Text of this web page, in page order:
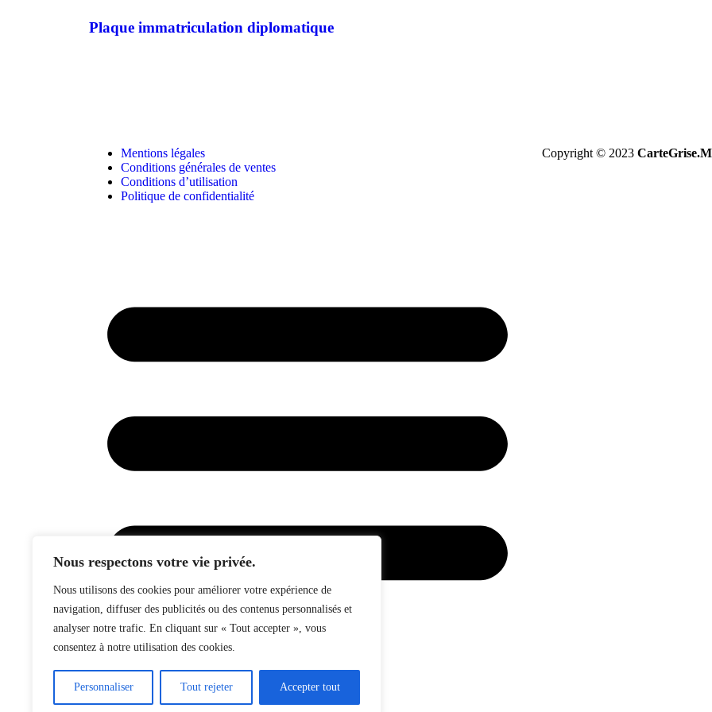
Nous respectons votre vie privée.
Nous utilisons des cookies pour améliorer votre expérience de
navigation, diffuser des publicités ou des contenus personnalisés et
analyser notre trafic. En cliquant sur « Tout accepter », vous
consentez à notre utilisation des cookies.
Personnaliser Tout rejeter Accepter tout
Plaque immatriculation diplomatique
Mentions légales
Conditions générales de ventes
Conditions d’utilisation
Politique de confidentialité
Mentions légales
Conditions générales de ventes
Conditions d’utilisation
Copyright © 2023